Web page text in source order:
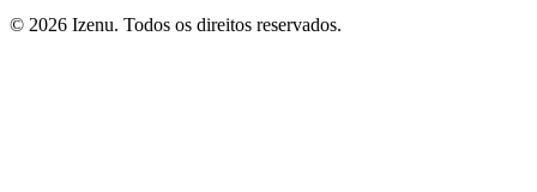
© 2026 Izenu. Todos os direitos reservados.